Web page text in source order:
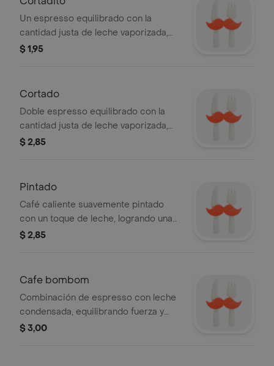
Un espresso equilibrado con la
cantidad justa de leche vaporizada,
logrando una mezcla armoniosa entre
$ 1,95
Cortado
Doble espresso equilibrado con la
cantidad justa de leche vaporizada,
logrando una mezcla armoniosa entre
$ 2,85
Pintado
Café caliente suavemente pintado
con un toque de leche, logrando una
bebida ligera y aromática.
$ 2,85
Cafe bombom
Combinación de espresso con leche
condensada, equilibrando fuerza y
dulzura.
$ 3,00